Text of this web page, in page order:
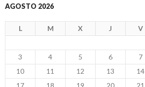
AGOSTO 2026
L M X J V
3
4 5 6 7
10
11 12 13 14